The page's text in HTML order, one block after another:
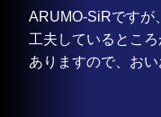
ARUMO-SiRですが
工夫しているとこ
ありますので、お